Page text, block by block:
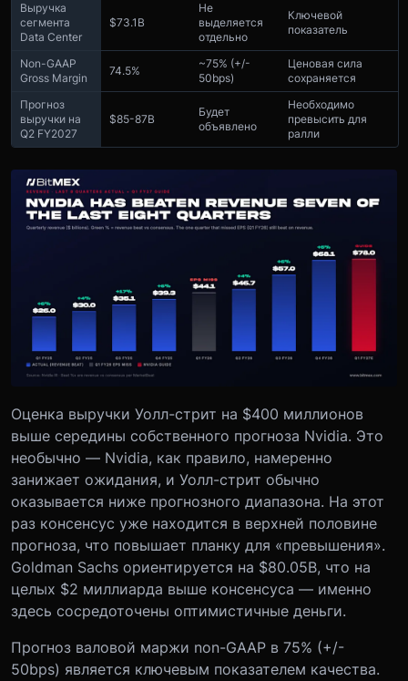
Выручка
сегмента
Data Center
$73.1B
Не
выделяется
отдельно
Ключевой
показатель
Non-GAAP
Gross Margin
74.5%
~75% (+/-
50bps)
Ценовая сила
сохраняется
Прогноз
выручки на
Q2 FY2027
$85-87B
Будет
объявлено
Необходимо
превысить для
ралли
Оценка выручки Уолл-стрит на $400 миллионов
выше середины собственного прогноза Nvidia. Это
необычно — Nvidia, как правило, намеренно
занижает ожидания, и Уолл-стрит обычно
оказывается ниже прогнозного диапазона. На этот
раз консенсус уже находится в верхней половине
прогноза, что повышает планку для «превышения».
Goldman Sachs ориентируется на $80.05B, что на
целых $2 миллиарда выше консенсуса — именно
здесь сосредоточены оптимистичные деньги.
Прогноз валовой маржи non-GAAP в 75% (+/-
50bps) является ключевым показателем качества.